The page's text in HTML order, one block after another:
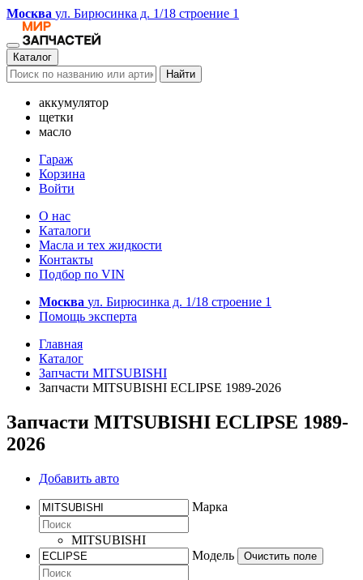
Москва ул. Бирюсинка д. 1/18 строение 1
Каталог
Найти
аккумулятор
щетки
масло
Гараж
Корзина
Войти
О нас
Каталоги
Масла и тех жидкости
Контакты
Подбор по VIN
Москва ул. Бирюсинка д. 1/18 строение 1
Помощь эксперта
Главная
Каталог
Запчасти MITSUBISHI
Запчасти MITSUBISHI ECLIPSE 1989-2026
Запчасти MITSUBISHI ECLIPSE 1989-
2026
Добавить авто
Марка
MITSUBISHI
Модель
Очистить поле